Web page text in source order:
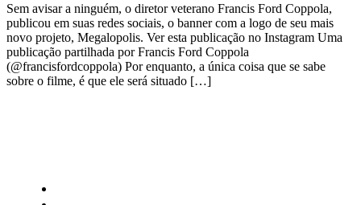
Sem avisar a ninguém, o diretor veterano Francis Ford Coppola,
publicou em suas redes sociais, o banner com a logo de seu mais
novo projeto, Megalopolis. Ver esta publicação no Instagram Uma
publicação partilhada por Francis Ford Coppola
(@francisfordcoppola) Por enquanto, a única coisa que se sabe
sobre o filme, é que ele será situado […]